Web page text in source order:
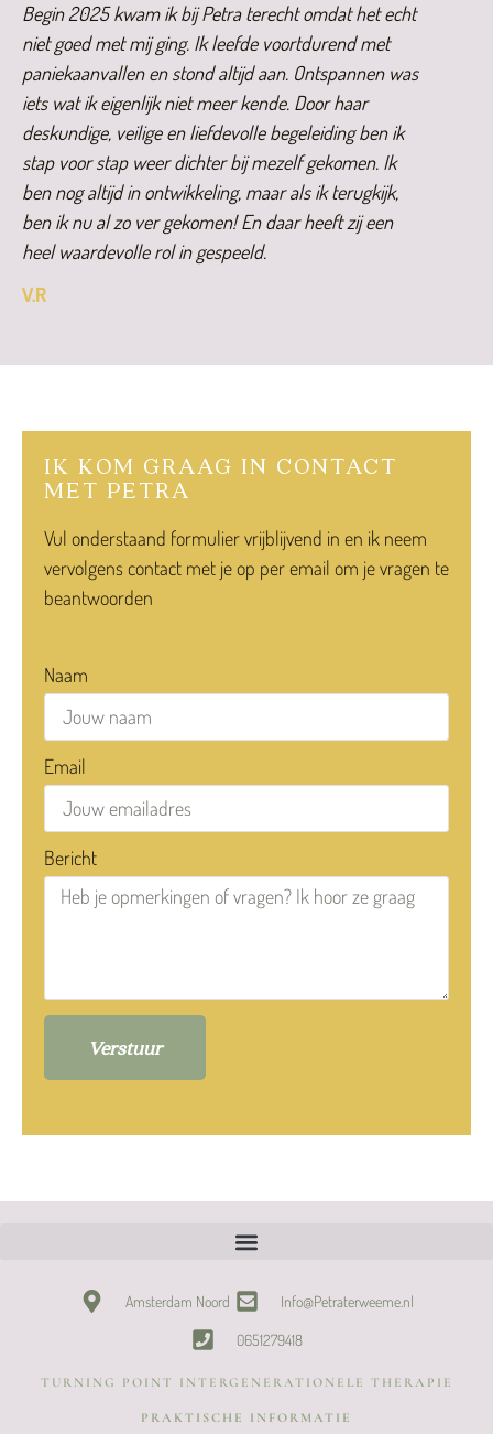
Begin 2025 kwam ik bij Petra terecht omdat het echt
niet goed met mij ging. Ik leefde voortdurend met
paniekaanvallen en stond altijd aan. Ontspannen was
iets wat ik eigenlijk niet meer kende. Door haar
deskundige, veilige en liefdevolle begeleiding ben ik
stap voor stap weer dichter bij mezelf gekomen. Ik
ben nog altijd in ontwikkeling, maar als ik terugkijk,
ben ik nu al zo ver gekomen! En daar heeft zij een
heel waardevolle rol in gespeeld.
V.R
IK KOM GRAAG IN CONTACT
MET PETRA
Vul onderstaand formulier vrijblijvend in en ik neem
vervolgens contact met je op per email om je vragen te
beantwoorden
Naam
Email
Bericht
Verstuur
Amsterdam Noord Info@Petraterweeme.nl
0651279418
TURNING POINT INTERGENERATIONELE THERAPIE
PRAKTISCHE INFORMATIE